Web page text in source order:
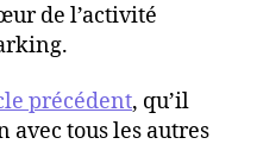
de l’activité
précédent, qu’il
tous les autres